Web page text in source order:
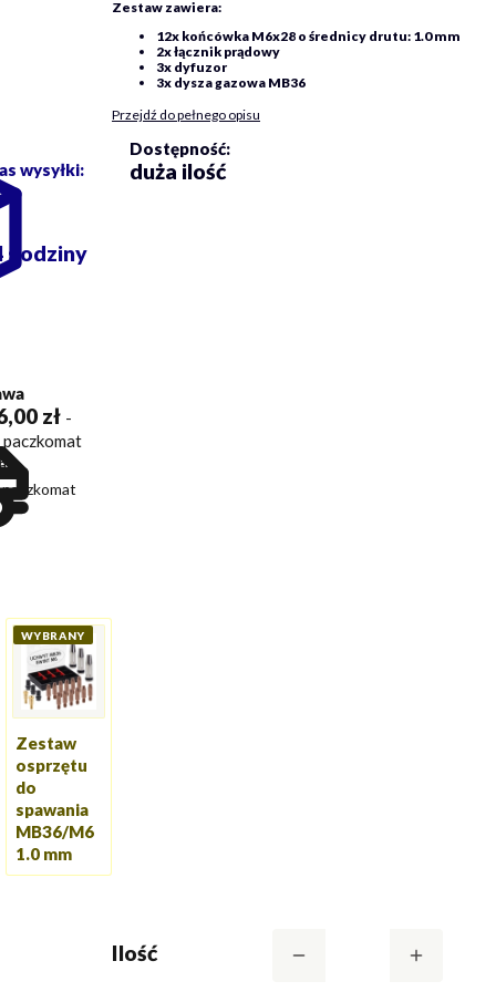
Zestaw zawiera:
12x końcówka M6x28 o średnicy drutu: 1.0 mm
2x łącznik prądowy
3x dyfuzor
3x dysza gazowa MB36
Przejdź do pełnego opisu
Zestaw
osprzętu
do
spawania
MB36/M6
1.0 mm
zł -
wysyłki:
godziny
Ilość
Dostępność:
duża ilość